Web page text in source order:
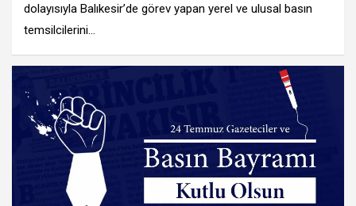
dolayısıyla Balıkesir’de görev yapan yerel ve ulusal basın
temsilcilerini…